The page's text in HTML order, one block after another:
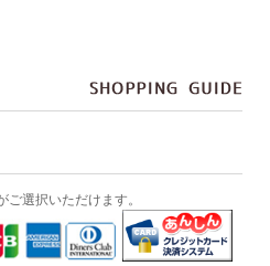
ご選択いただけます。